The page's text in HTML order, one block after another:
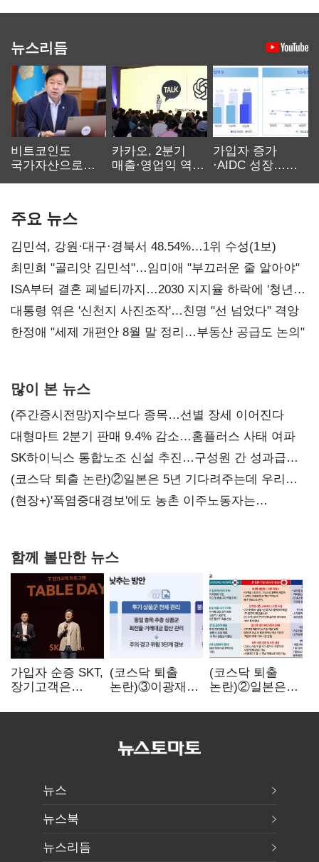
뉴스리듬
비트코인도
국가자산으로…'
카카오, 2분기
매출·영업익 역대
가입자 증가
·AIDC 성장…
주요 뉴스
김민석, 강원·대구·경북서 48.54%…1위 수성(1보)
최민희 "골리앗 김민석"…임미애 "부끄러운 줄 알아야"
ISA부터 결혼 페널티까지…2030 지지율 하락에 '청년
챙기기'
대통령 엮은 '신천지 사진조작'…친명 "선 넘었다" 격앙
한정애 "세제 개편안 8월 말 정리…부동산 공급도 논의"
많이 본 뉴스
(주간증시전망)지수보다 종목…선별 장세 이어진다
대형마트 2분기 판매 9.4% 감소…홈플러스 사태 여파
SK하이닉스 통합노조 신설 추진…구성원 간 성과급
불만 확산
(코스닥 퇴출 논란)②일본은 5년 기다려주는데 우리는
당장 퇴출?…시간만으론 부족한 코스닥 구하기
(현장+)'폭염중대경보'에도 농촌 이주노동자는
함께 볼만한 뉴스
가입자 순증 SKT,
장기고객은
챙긴다
(코스닥 퇴출
논란)③이광재
자동차 없애지는
(코스닥 퇴출
논란)②일본은
기다려주는데
뉴스
뉴스북
뉴스리듬